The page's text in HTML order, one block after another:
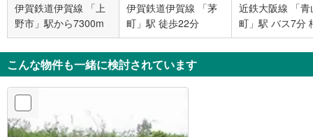
伊賀鉄道伊賀線 「上
野市」駅から7300m
伊賀鉄道伊賀線 「茅
町」駅 徒歩22分
近鉄大阪線 「青
町」駅 バス7分
丘5丁目西 バ
ス停下車 徒歩2
こんな物件も一緒に検討されています